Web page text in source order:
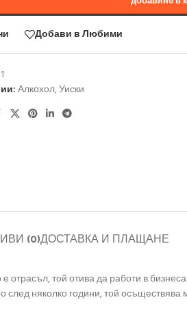
Добави в Любими
Алкохол,Уиски
(0)ДОСТАВКА И ПЛАЩАНЕ
той отива да работи в
няколко години, той